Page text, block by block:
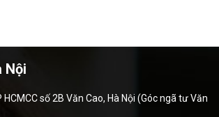
Nội
số 2B Văn Cao, Hà Nội (Góc ngã tư Văn